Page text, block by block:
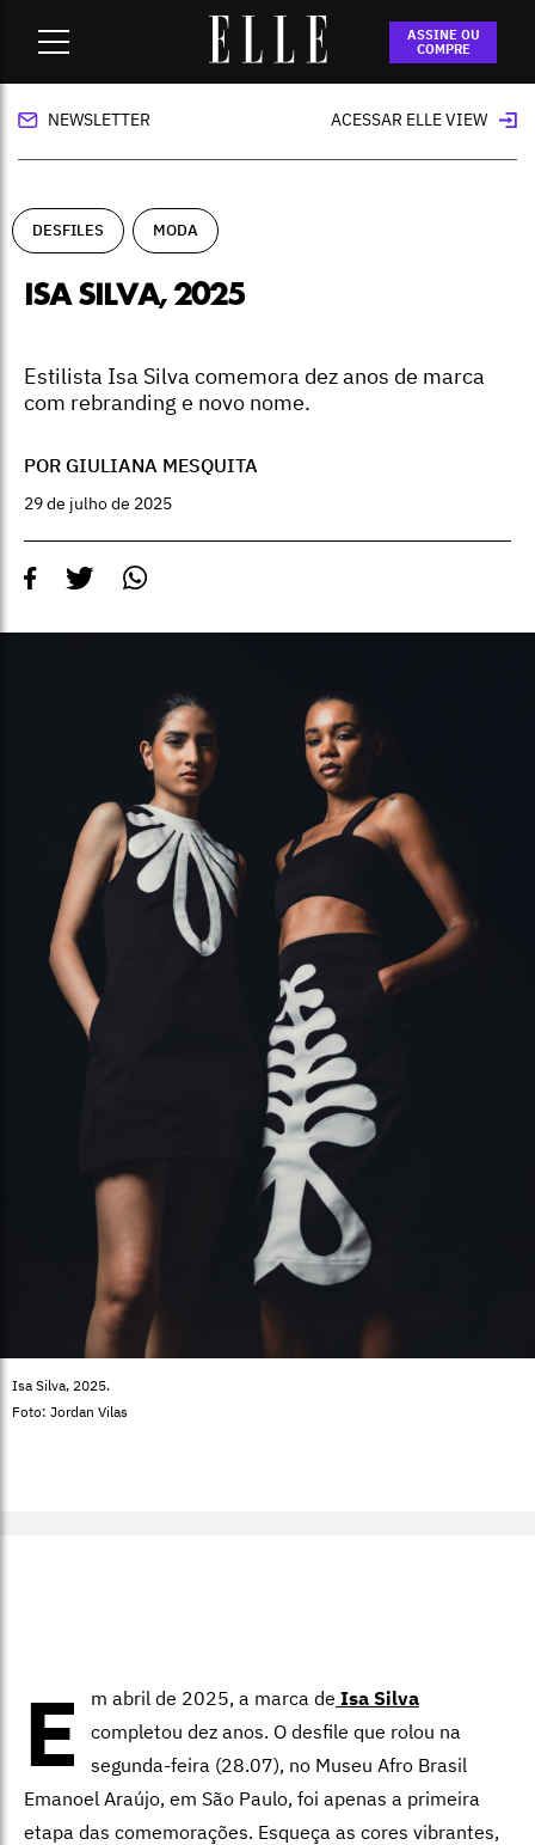
ASSINE OU
COMPRE
Isa Silva, 2025
NEWSLETTER ACESSAR ELLE VIEW
DESFILES MODA
ISA SILVA, 2025
Estilista Isa Silva comemora dez anos de marca
com rebranding e novo nome.
POR GIULIANA MESQUITA
29 de julho de 2025
Isa Silva, 2025.
Foto: Jordan Vilas
E m abril de 2025, a marca de Isa Silva
completou dez anos. O desfile que rolou na
segunda-feira (28.07), no Museu Afro Brasil
Emanoel Araújo, em São Paulo, foi apenas a primeira
etapa das comemorações. Esqueça as cores vibrantes,